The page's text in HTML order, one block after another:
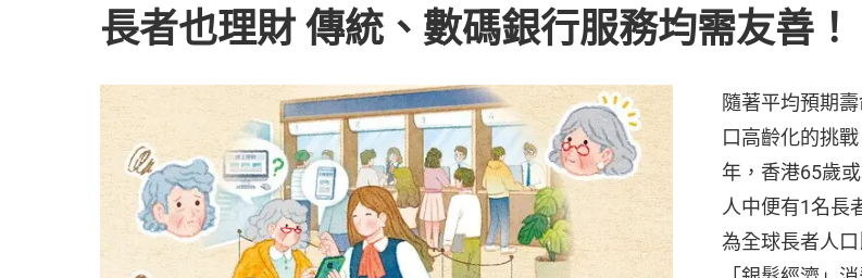
長者也理財 傳統、數碼銀行服務均需友善！
隨著平均預期
口高齡化的挑
年，香港65歲
人中便有1名長
為全球長者人